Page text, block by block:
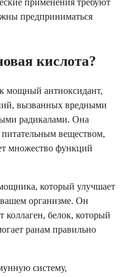
предприниматься
кислота?
мощный антиоксидант,
вызванных вредными
радикалами. Она
веществом,
множество функций
который улучшает
организме. Он
коллаген, белок, который
ранам правильно
систему,